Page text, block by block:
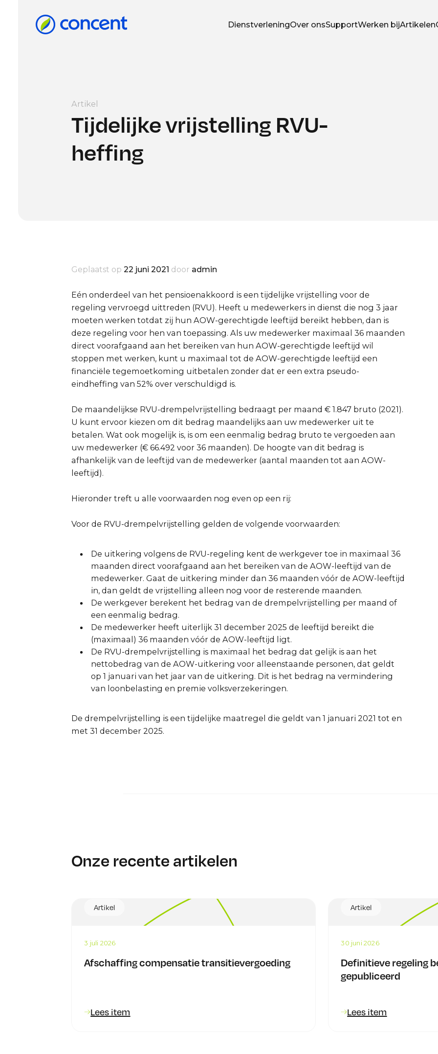
DienstverleningOver onsSupportWerken bijArtikelen
Artikel
Tijdelijke vrijstelling RVU-
heffing
Geplaatst op22 juni 2021 door admin
Eén onderdeel van het pensioenakkoord is een tijdelijke vrijstelling voor de
regeling vervroegd uittreden (RVU). Heeft u medewerkers in dienst die nog 3 jaar
moeten werken totdat zij hun AOW-gerechtigde leeftijd bereikt hebben, dan is
deze regeling voor hen van toepassing. Als uw medewerker maximaal 36 maanden
direct voorafgaand aan het bereiken van hun AOW-gerechtigde leeftijd wil
stoppen met werken, kunt u maximaal tot de AOW-gerechtigde leeftijd een
financiële tegemoetkoming uitbetalen zonder dat er een extra pseudo-
eindheffing van 52% over verschuldigd is.
De maandelijkse RVU-drempelvrijstelling bedraagt per maand € 1.847 bruto (2021).
U kunt ervoor kiezen om dit bedrag maandelijks aan uw medewerker uit te
betalen. Wat ook mogelijk is, is om een eenmalig bedrag bruto te vergoeden aan
uw medewerker (€ 66.492 voor 36 maanden). De hoogte van dit bedrag is
afhankelijk van de leeftijd van de medewerker (aantal maanden tot aan AOW-
leeftijd).
Hieronder treft u alle voorwaarden nog even op een rij:
Voor de RVU-drempelvrijstelling gelden de volgende voorwaarden:
De uitkering volgens de RVU-regeling kent de werkgever toe in maximaal 36
maanden direct voorafgaand aan het bereiken van de AOW-leeftijd van de
medewerker. Gaat de uitkering minder dan 36 maanden vóór de AOW-leeftijd
in, dan geldt de vrijstelling alleen nog voor de resterende maanden.
De werkgever berekent het bedrag van de drempelvrijstelling per maand of
een eenmalig bedrag.
De medewerker heeft uiterlijk 31 december 2025 de leeftijd bereikt die
(maximaal) 36 maanden vóór de AOW-leeftijd ligt.
De RVU-drempelvrijstelling is maximaal het bedrag dat gelijk is aan het
nettobedrag van de AOW-uitkering voor alleenstaande personen, dat geldt
op 1 januari van het jaar van de uitkering. Dit is het bedrag na vermindering
van loonbelasting en premie volksverzekeringen.
De drempelvrijstelling is een tijdelijke maatregel die geldt van 1 januari 2021 tot en
met 31 december 2025.
Onze recente artikelen
Artikel
3 juli 2026
Afschaffing compensatie transitievergoeding
Lees item
Artikel
30 juni 2026
Definitieve regeling
gepubliceerd
Lees item